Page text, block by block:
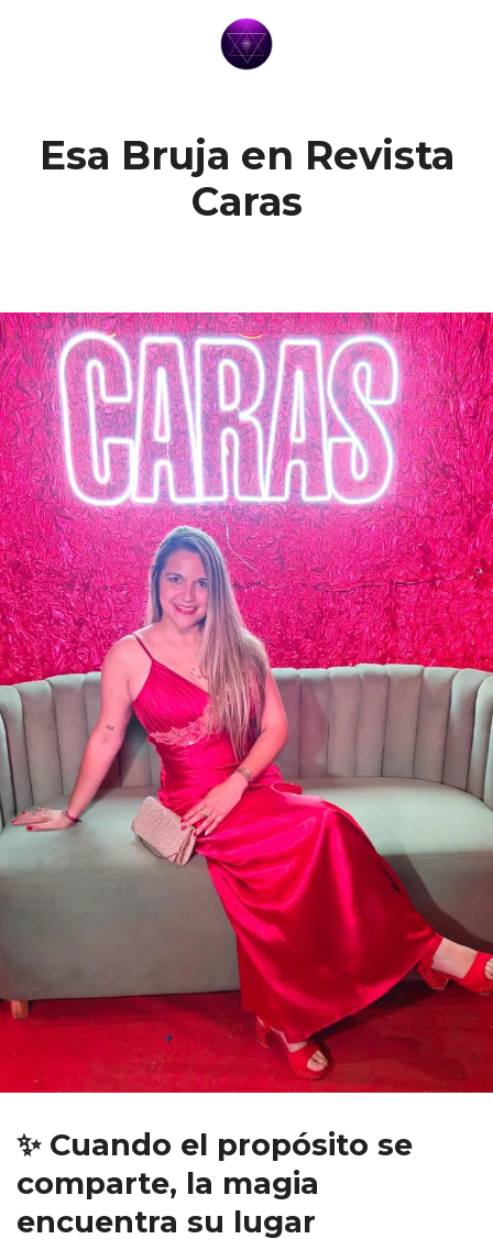
Esa Bruja en Revista
Caras
✨ Cuando el propósito se
comparte, la magia
encuentra su lugar